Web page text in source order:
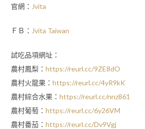
官網： Jvita
ＦＢ： Jvita Taiwan
試吃品項網址：
農村鳳梨： https://reurl.cc/9ZE8dO
農村火龍果： https://reurl.cc/4yR9kK
農村綜合水果： https://reurl.cc/nnz861
農村葡萄： https://reurl.cc/6y26VM
農村番茄： https://reurl.cc/Dv9Vgj